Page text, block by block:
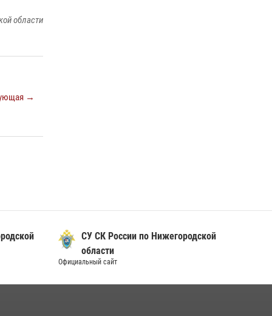
области
→
СУ СК России по Нижегородской
области
Официальный сайт